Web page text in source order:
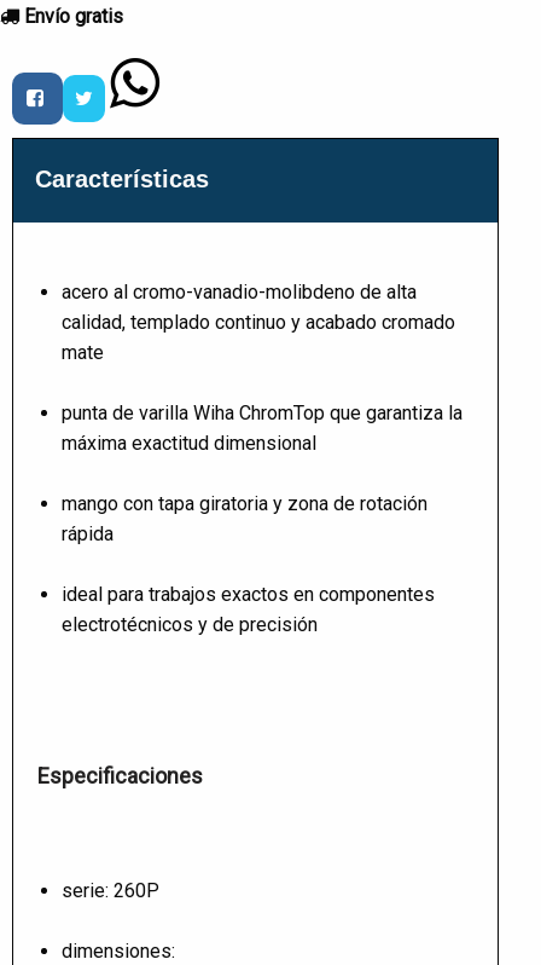
Envío gratis
Características
acero al cromo-vanadio-molibdeno de alta
calidad, templado continuo y acabado cromado
mate
punta de varilla Wiha ChromTop que garantiza la
máxima exactitud dimensional
mango con tapa giratoria y zona de rotación
rápida
ideal para trabajos exactos en componentes
electrotécnicos y de precisión
Especificaciones
serie: 260P
dimensiones: